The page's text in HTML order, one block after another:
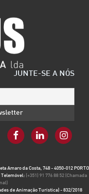
JUNTE-SE A NÓS
Amaro da Costa, 748 - 4050-012 PORTO
Telemóvel: (+351) 91 776 88 52 (Chamada
de Animação Turística) - 832/2018